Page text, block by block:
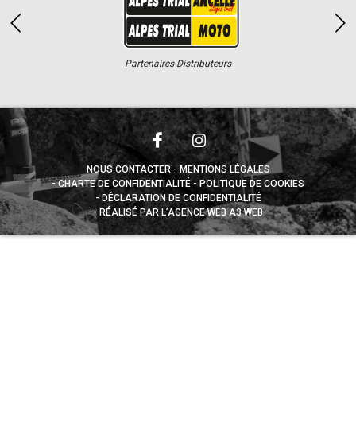
Partenaires Distributeurs
NOUS CONTACTER
MENTIONS LÉGALES
CHARTE DE CONFIDENTIALITÉ
POLITIQUE DE COOKIES
DÉCLARATION DE CONFIDENTIALITÉ
RÉALISÉ PAR L’AGENCE WEB A3 WEB